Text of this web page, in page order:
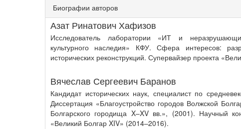
Биографии авторов
Азат Ринатович Хафизов
Исследователь лаборатории «ИТ и
культурного наследия» КФУ. Сфера интересов:
исторических реконструкций. Супервайзер проекта
Вячеслав Сергеевич Баранов
Кандидат исторических наук, специалист по
Диссертация «Благоустройство городов Волжской
Болгарского городища X–XV вв.», (2001). Научный
«Великий Болгар XIV» (2014–2016).